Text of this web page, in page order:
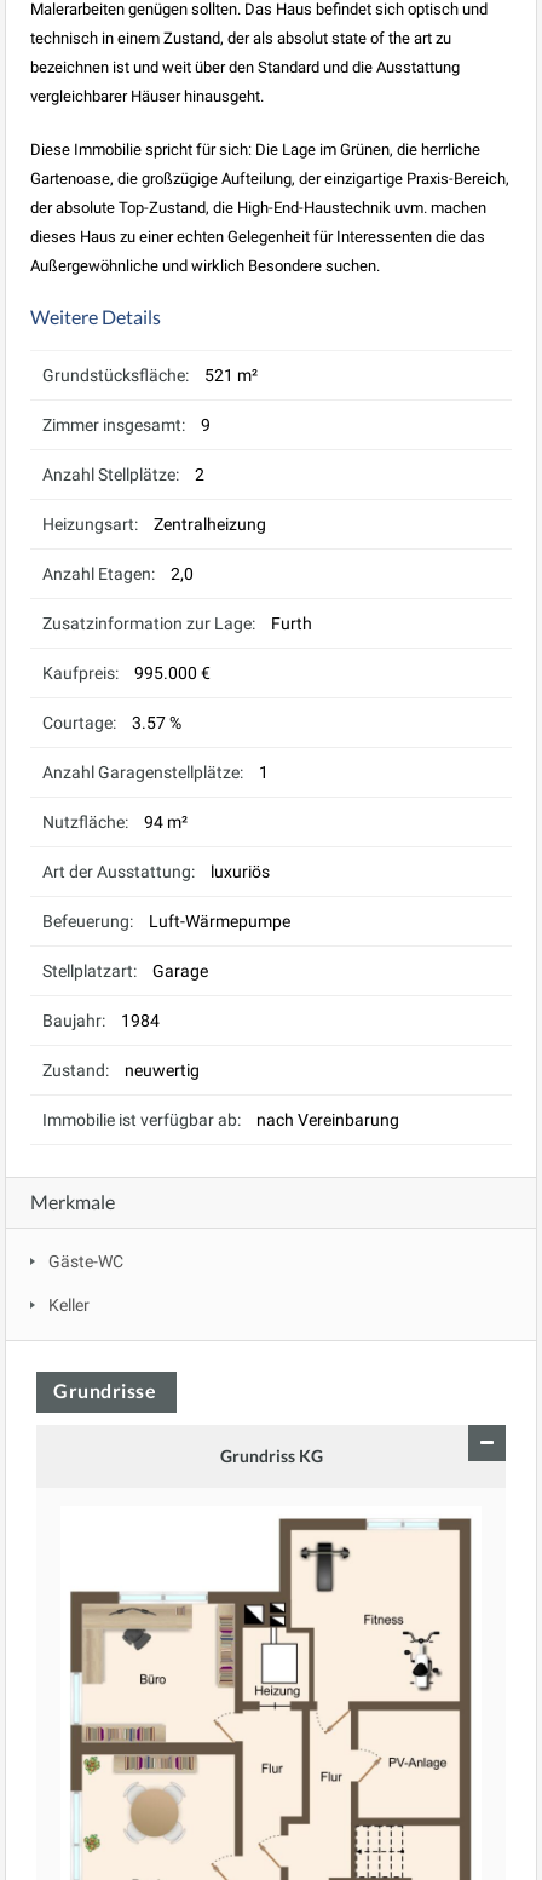
Malerarbeiten genügen sollten. Das Haus befindet sich optisch und
technisch in einem Zustand, der als absolut state of the art zu
bezeichnen ist und weit über den Standard und die Ausstattung
vergleichbarer Häuser hinausgeht.
Diese Immobilie spricht für sich: Die Lage im Grünen, die herrliche
Gartenoase, die großzügige Aufteilung, der einzigartige Praxis-Bereich,
der absolute Top-Zustand, die High-End-Haustechnik uvm. machen
dieses Haus zu einer echten Gelegenheit für Interessenten die das
Außergewöhnliche und wirklich Besondere suchen.
Weitere Details
Grundstücksfläche: 521 m²
Zimmer insgesamt: 9
Anzahl Stellplätze: 2
Heizungsart: Zentralheizung
Anzahl Etagen: 2,0
Zusatzinformation zur Lage: Furth
Kaufpreis: 995.000 €
Courtage: 3.57 %
Anzahl Garagenstellplätze: 1
Nutzfläche: 94 m²
Art der Ausstattung: luxuriös
Befeuerung: Luft-Wärmepumpe
Stellplatzart: Garage
Baujahr: 1984
Zustand: neuwertig
Immobilie ist verfügbar ab: nach Vereinbarung
Merkmale
Gäste-WC
Keller
Grundrisse
Grundriss KG